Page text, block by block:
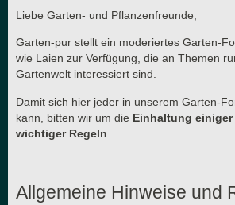
Liebe Garten- und Pflanzenfreunde,
Garten-pur stellt ein moderiertes Garten-
wie Laien zur Verfügung, die an Themen
Gartenwelt interessiert sind.
Damit sich hier jeder in unserem Garten-
kann, bitten wir um die Einhaltung einiger
wichtiger Regeln
Allgemeine Hinweise und